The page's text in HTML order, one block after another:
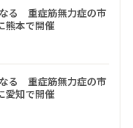
る 重症筋無力症の市
熊本で開催
る 重症筋無力症の市
愛知で開催